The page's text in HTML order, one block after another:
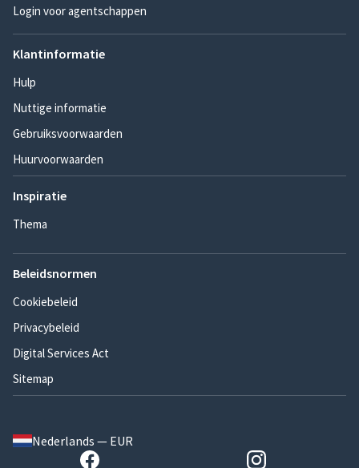
Login voor agentschappen
Klantinformatie
Hulp
Nuttige informatie
Gebruiksvoorwaarden
Huurvoorwaarden
Inspiratie
Thema
Beleidsnormen
Cookiebeleid
Privacybeleid
Digital Services Act
Sitemap
Nederlands — EUR